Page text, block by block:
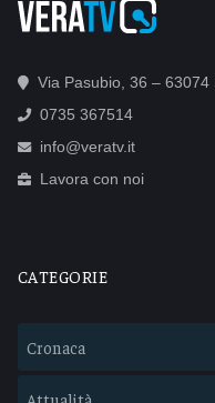
Via Pasubio, 36 –
0735 367514
info@veratv.it
Lavora con noi
CATEGORIE
Cronaca